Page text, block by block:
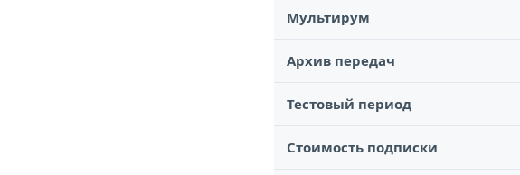
Мультирум
Архив передач
Тестовый период
Стоимость подписки